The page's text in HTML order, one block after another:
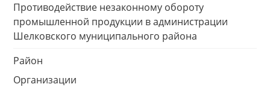
Противодействие незаконному обороту
промышленной продукции в администрации
Шелковского муниципального района
Район
Организации